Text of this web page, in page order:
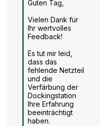
anbieten (wie die
2017 32 GB in Blau
garantieren wir ein
Guten Tag,
Vielen Dank für
Ihr wertvolles
Feedback!
Es tut mir leid,
dass das
fehlende Netzteil
und die
Verfärbung der
Dockingstation
Ihre Erfahrung
beeinträchtigt
haben.